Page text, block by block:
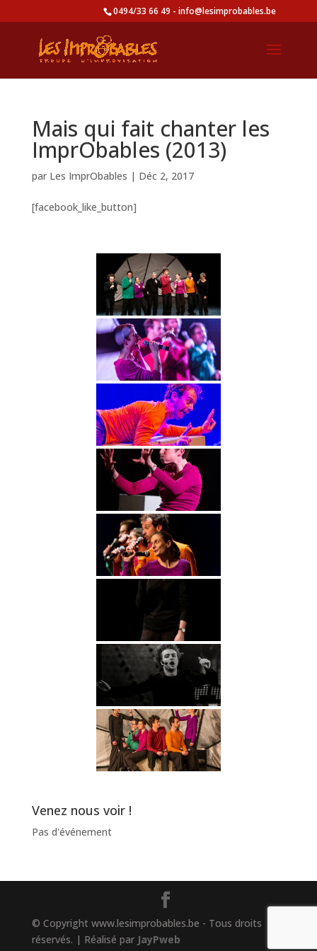
0494/33 66 49 - info@lesimprobables.be
Mais qui fait chanter les
ImprObables (2013)
par Les ImprObables | Déc 2, 2017
[facebook_like_button]
Venez nous voir !
Pas d'événement
© Copyright www.lesimprobables.be - Tous droits
réservés. | Réalisé par JayPweb